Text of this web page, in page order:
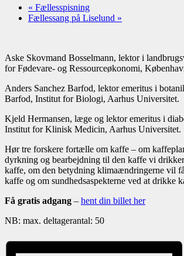
« Fællesspisning
Fællessang på Liselund »
Aske Skovmand Bosselmann, lektor i
for Fødevare- og Ressourceøkonomi,
Anders Sanchez Barfod, lektor emeritus i
Barfod, Institut for Biologi, Aarhus Universitet.
Kjeld Hermansen, læge og lektor emeritus i
Institut for Klinisk Medicin, Aarhus Universitet.
Hør tre forskere fortælle om kaffe – om
dyrkning og bearbejdning til den kaffe vi
kaffe, om den betydning klimaændringerne vil
kaffe og om sundhedsaspekterne ved at drikke
Få gratis adgang – hent din billet her
NB: max. deltagerantal: 50